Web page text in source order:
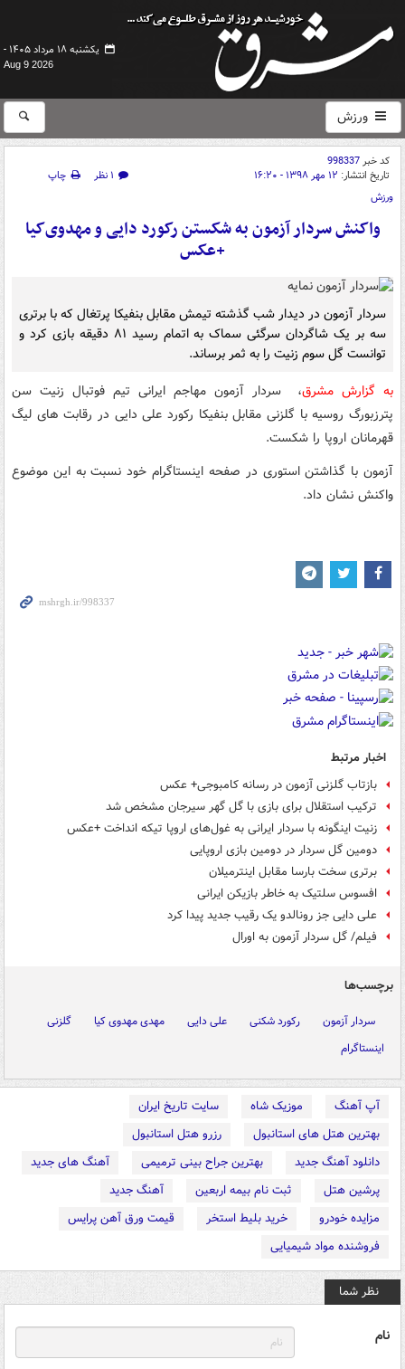
یکشنبه ۱۸ مرداد ۱۴۰۵ -
Aug 9 2026
ورزش
کد خبر998337
تاریخ انتشار: ۱۲ مهر ۱۳۹۸ - ۱۶:۲۰ ۱ نظر
چاپ
ورزش
واکنش سردار آزمون به شکستن رکورد دایی و مهدوی‌کیا
+عکس
سردار آزمون در دیدار شب گذشته تیمش مقابل بنفیکا پرتغال که با برتری
سه بر یک شاگردان سرگئی سماک به اتمام رسید ۸۱ دقیقه بازی کرد و
توانست گل سوم زنیت را به ثمر برساند.
به گزارش مشرق، سردار آزمون مهاجم ایرانی تیم فوتبال زنیت سن
پترزبورگ روسیه با گلزنی مقابل بنفیکا رکورد علی دایی در رقابت های لیگ
قهرمانان اروپا را شکست.
آزمون با گذاشتن استوری در صفحه اینستاگرام خود نسبت به این موضوع
واکنش نشان داد.
اخبار مرتبط
بازتاب گلزنی آزمون در رسانه کامبوجی+ عکس
ترکیب استقلال برای بازی با گل گهر سیرجان مشخص شد
زنیت اینگونه با سردار ایرانی به غول‌های اروپا تیکه انداخت +عکس
دومین گل سردار در دومین بازی اروپایی
برتری سخت بارسا مقابل اینترمیلان
افسوس سلتیک به خاطر بازیکن ایرانی
علی دایی جز رونالدو یک رقیب جدید پیدا کرد
فیلم/ گل سردار آزمون به اورال
برچسب‌ها
سردار آزمون رکورد شکنی علی دایی مهدی مهدوی کیا
گلزنی
اینستاگرام
آپ آهنگ موزیک شاه
سایت تاریخ ایران
بهترین هتل های استانبول
رزرو هتل استانبول
دانلود آهنگ جدید
بهترین جراح بینی ترمیمی
آهنگ های جدید
پرشین هتل
ثبت نام بیمه اربعین
آهنگ جدید
مزایده خودرو
خرید بلیط استخر
قیمت ورق آهن پرایس
فروشنده مواد شیمیایی
نظر شما
نام